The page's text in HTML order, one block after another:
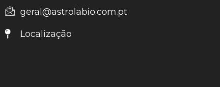
geral@astrolabio.com.pt
Localização